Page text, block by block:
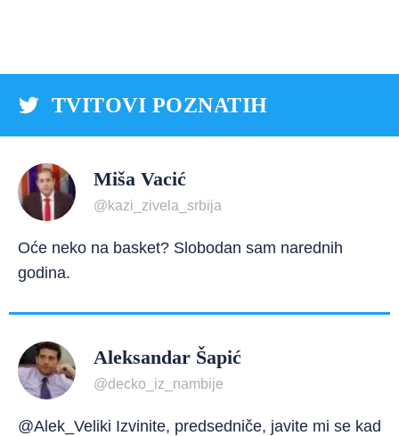
TVITOVI POZNATIH
Miša Vacić
@kazi_zivela_srbija
Oće neko na basket? Slobodan sam narednih
godina.
Aleksandar Šapić
@decko_iz_nambije
@Alek_Veliki Izvinite, predsedniče, javite mi se kad